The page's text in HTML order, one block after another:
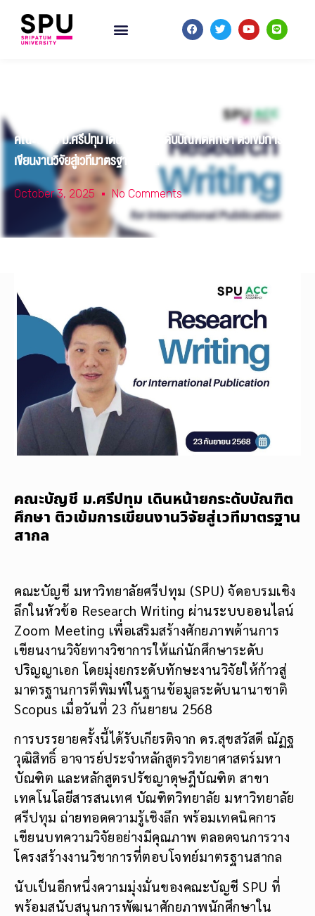
คณะบัญชี ม.ศรีปทุม เดินหน้ายกระดับบัณฑิตศึกษา ติวเข้มการ
เขียนงานวิจัยสู่เวทีมาตรฐานสากล
October 3, 2025 No Comments
คณะบัญชี ม.ศรีปทุม เดินหน้ายกระดับบัณฑิต
ศึกษา ติวเข้มการเขียนงานวิจัยสู่เวทีมาตรฐาน
สากล
คณะบัญชี มหาวิทยาลัยศรีปทุม (SPU) จัดอบรมเชิง
ลึกในหัวข้อ Research Writing ผ่านระบบออนไลน์
Zoom Meeting เพื่อเสริมสร้างศักยภาพด้านการ
เขียนงานวิจัยทางวิชาการให้แก่นักศึกษาระดับ
ปริญญาเอก โดยมุ่งยกระดับทักษะงานวิจัยให้ก้าวสู่
มาตรฐานการตีพิมพ์ในฐานข้อมูลระดับนานาชาติ
Scopus เมื่อวันที่ 23 กันยายน 2568
การบรรยายครั้งนี้ได้รับเกียรติจาก ดร.สุขสวัสดี ณัฏฐ
วุฒิสิทธิ์ อาจารย์ประจำหลักสูตรวิทยาศาสตร์มหา
บัณฑิต และหลักสูตรปรัชญาดุษฎีบัณฑิต สาขา
เทคโนโลยีสารสนเทศ บัณฑิตวิทยาลัย มหาวิทยาลัย
ศรีปทุม ถ่ายทอดความรู้เชิงลึก พร้อมเทคนิคการ
เขียนบทความวิจัยอย่างมีคุณภาพ ตลอดจนการวาง
โครงสร้างงานวิชาการที่ตอบโจทย์มาตรฐานสากล
นับเป็นอีกหนึ่งความมุ่งมั่นของคณะบัญชี SPU ที่
พร้อมสนับสนุนการพัฒนาศักยภาพนักศึกษาใน